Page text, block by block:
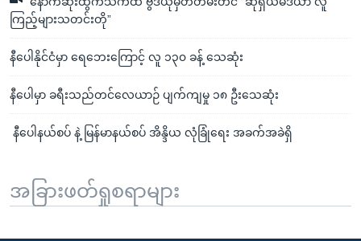
ကြည့်များသတင်းတို”
နီပေါနိုင်ငံမှာ ရေဘေးကြောင့် လူ ၁၃၀ ခန့် သေဆုံး
နီပေါမှာ ခရီးသည်တင်လေယာဉ် ပျက်ကျမှု ၁၈ ဦးသေဆုံး
နီပေါနယ်စပ် နဲ့ မြန်မာနယ်စပ် အိန္ဒိယ လုံခြုံရေး အခက်အခဲရှိ
အခြားဖတ်ရှုစရာများ